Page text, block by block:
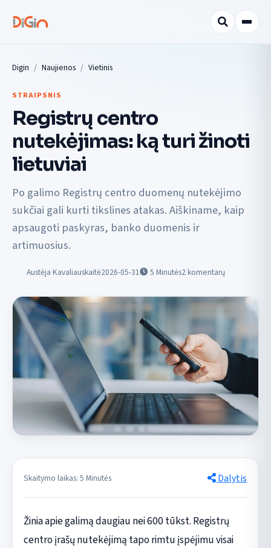
Digin Naujienos Vietinis
STRAIPSNIS
Registrų centro
nutekėjimas: ką turi žinoti
lietuviai
Po galimo Registrų centro duomenų nutekėjimo
sukčiai gali kurti tikslines atakas. Aiškiname, kaip
apsaugoti paskyras, banko duomenis ir
artimuosius.
Austėja Kavaliauskaitė2026-05-31 5 Minutės2 komentarų
Skaitymo laikas: 5 Minutės Dalytis
Žinia apie galimą daugiau nei 600 tūkst. Registrų
centro įrašų nutekėjimą tapo rimtu įspėjimu visai